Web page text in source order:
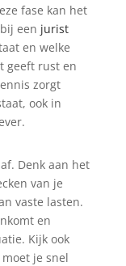
fase kan het
een jurist
en welke
geeft rust en
zorgt
ook in
Denk aan het
van je
vaste lasten.
en
Kijk ook
je snel